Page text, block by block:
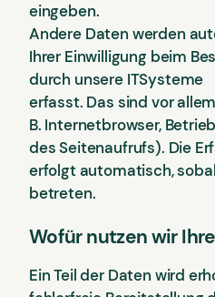
eingeben.
Andere Daten werden
Ihrer Einwilligung beim
durch unsere ITSysteme
erfasst. Das sind vor
B. Internetbrowser,
des Seitenaufrufs). Die
erfolgt automatisch,
betreten.
Wofür nutzen wir
Ein Teil der Daten wird